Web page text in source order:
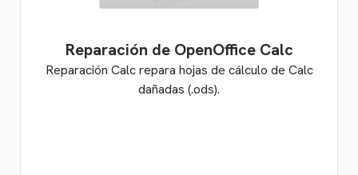
Reparación de OpenOffice Calc
Reparación Calc repara hojas de cálculo de Calc
dañadas (.ods).